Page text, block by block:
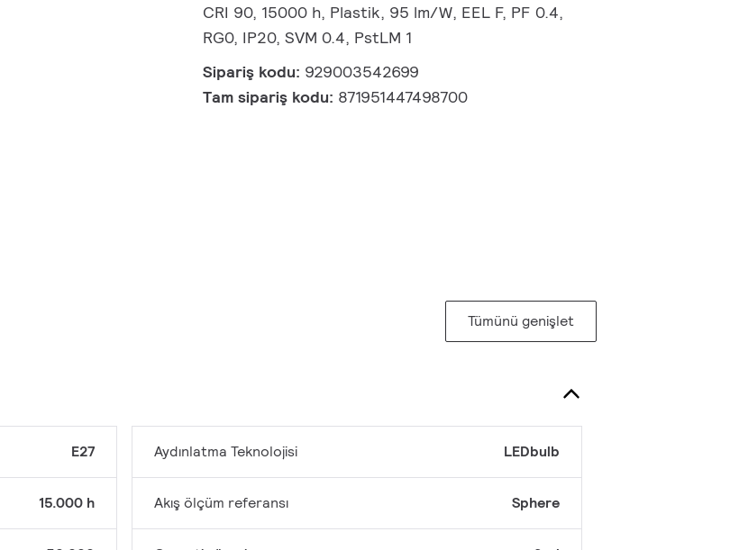
CRI 90, 15000 h, Plastik, 95 lm/W, EEL F, PF 0.4,
RG0, IP20, SVM 0.4, PstLM 1
Sipariş kodu: 929003542699
Tam sipariş kodu: 871951447498700
Tümünü genişlet
E27
15.000 h
Aydınlatma Teknolojisi LEDbulb
Akış ölçüm referansı Sphere